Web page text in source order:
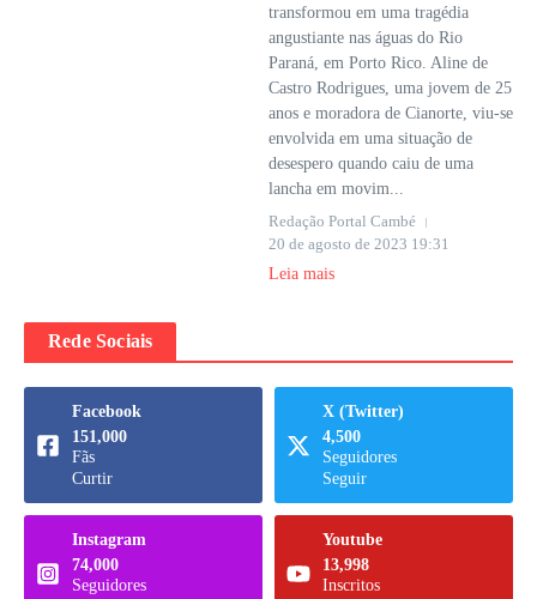
transformou em uma tragédia
angustiante nas águas do Rio
Paraná, em Porto Rico. Aline de
Castro Rodrigues, uma jovem de 25
anos e moradora de Cianorte, viu-se
envolvida em uma situação de
desespero quando caiu de uma
lancha em movim...
Redação Portal Cambé
20 de agosto de 2023 19:31
Leia mais
Rede Sociais
Facebook
151,000
Fãs
Curtir
X (Twitter)
4,500
Seguidores
Seguir
Instagram
74,000
Seguidores
Youtube
13,998
Inscritos